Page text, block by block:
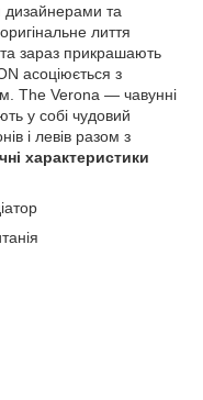
дизайнерами та
лиття
зараз прикрашають
асоціюється з
The Verona — чавунні
у собі чудовий
і левів разом з
характеристики